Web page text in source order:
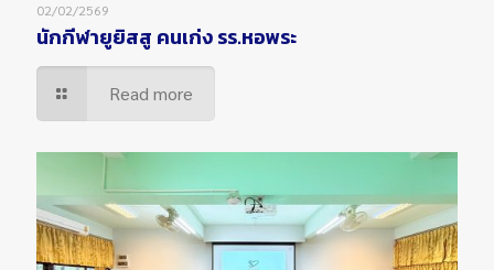
02/02/2569
นักกีฬายูยิสสู คนเก่ง รร.หอพระ
Read more